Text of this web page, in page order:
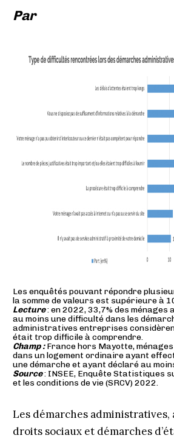
Par
Les enquêtés pouvant répondre
la somme de valeurs est supérieure à
Lecture: en 2022, 33,7% des ménages
au moins une difficulté dans les
administratives entreprises
était trop difficile à comprendre.
Champ :France hors Mayotte,
dans un logement ordinaire ayant
une démarche et ayant déclaré au
Source: INSEE, Enquête Statistiques
et les conditions de vie (SRCV) 2022.
Les démarches administratives,
droits sociaux et démarches